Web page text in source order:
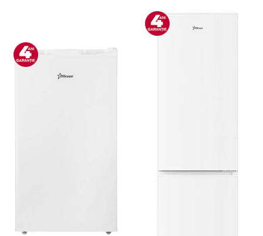
Iluminat & electrice
Prelungitoare
Sport & Activitati in aer liber